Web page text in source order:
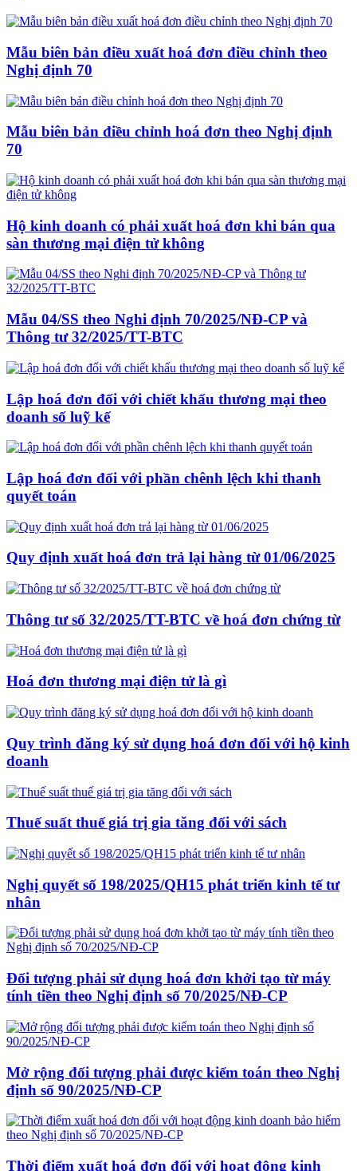
Mẫu biên bản điều xuất hoá đơn điều chỉnh theo
Nghị định 70
Mẫu biên bản điều chỉnh hoá đơn theo Nghị định
70
Hộ kinh doanh có phải xuất hoá đơn khi bán qua
sàn thương mại điện tử không
Mẫu 04/SS theo Nghi định 70/2025/NĐ-CP và
Thông tư 32/2025/TT-BTC
Lập hoá đơn đối với chiết khấu thương mại theo
doanh số luỹ kế
Lập hoá đơn đối với phần chênh lệch khi thanh
quyết toán
Quy định xuất hoá đơn trả lại hàng từ 01/06/2025
Thông tư số 32/2025/TT-BTC về hoá đơn chứng từ
Hoá đơn thương mại điện tử là gì
Quy trình đăng ký sử dụng hoá đơn đối với hộ kinh
doanh
Thuế suất thuế giá trị gia tăng đối với sách
Nghị quyết số 198/2025/QH15 phát triển kinh tế tư
nhân
Đối tượng phải sử dụng hoá đơn khởi tạo từ máy
tính tiền theo Nghị định số 70/2025/NĐ-CP
Mở rộng đối tượng phải được kiểm toán theo Nghị
định số 90/2025/NĐ-CP
Thời điểm xuất hoá đơn đối với hoạt động kinh